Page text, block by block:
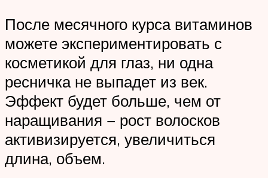
После месячного курса витаминов
можете экспериментировать с
косметикой для глаз, ни одна
ресничка не выпадет из век.
Эффект будет больше, чем от
наращивания − рост волосков
активизируется, увеличиться
длина, объем.